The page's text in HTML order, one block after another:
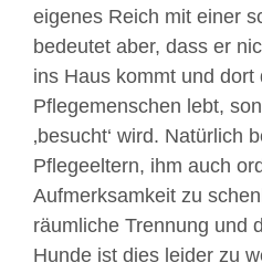
eigenes Reich mit einer
bedeutet aber, dass er
ins Haus kommt und dort
Pflegemenschen lebt,
‚besucht‘ wird. Natürlich
Pflegeeltern, ihm auch
Aufmerksamkeit zu
räumliche Trennung und
Hunde ist dies leider zu